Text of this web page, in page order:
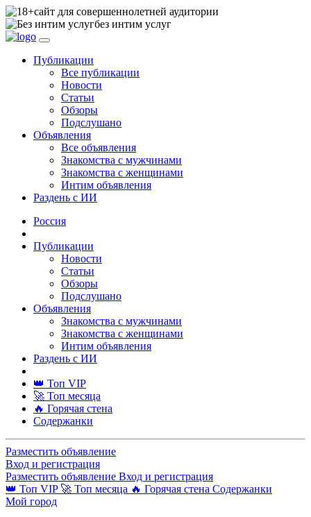
сайт для совершеннолетней аудитории
без интим услуг
Публикации
Все публикации
Новости
Статьи
Обзоры
Подслушано
Объявления
Все объявления
Знакомства с мужчинами
Знакомства с женщинами
Интим объявления
Раздень с ИИ
Россия
Публикации
Новости
Статьи
Обзоры
Подслушано
Объявления
Знакомства с мужчинами
Знакомства с женщинами
Интим объявления
Раздень с ИИ
👑 Топ VIP
🚀 Топ месяца
🔥 Горячая стена
Содержанки
Разместить объявление
Вход и регистрация
Разместить объявление Вход и регистрация
👑 Топ VIP 🚀 Топ месяца 🔥 Горячая стена Содержанки
Мой город